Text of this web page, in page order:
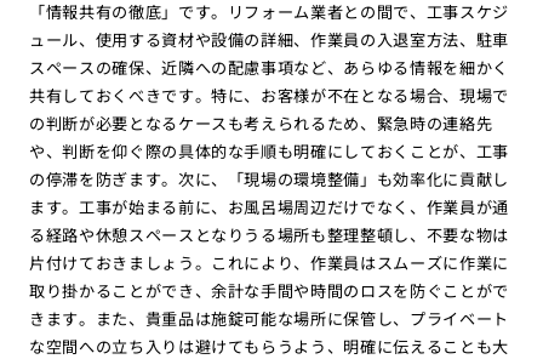
「情報共有の徹底」です。リフォーム業者との間で、工事スケジ
ュール、使用する資材や設備の詳細、作業員の入退室方法、駐車
スペースの確保、近隣への配慮事項など、あらゆる情報を細かく
共有しておくべきです。特に、お客様が不在となる場合、現場で
の判断が必要となるケースも考えられるため、緊急時の連絡先
や、判断を仰ぐ際の具体的な手順も明確にしておくことが、工事
の停滞を防ぎます。次に、「現場の環境整備」も効率化に貢献し
ます。工事が始まる前に、お風呂場周辺だけでなく、作業員が通
る経路や休憩スペースとなりうる場所も整理整頓し、不要な物は
片付けておきましょう。これにより、作業員はスムーズに作業に
取り掛かることができ、余計な手間や時間のロスを防ぐことがで
きます。また、貴重品は施錠可能な場所に保管し、プライベート
な空間への立ち入りは避けてもらうよう、明確に伝えることも大